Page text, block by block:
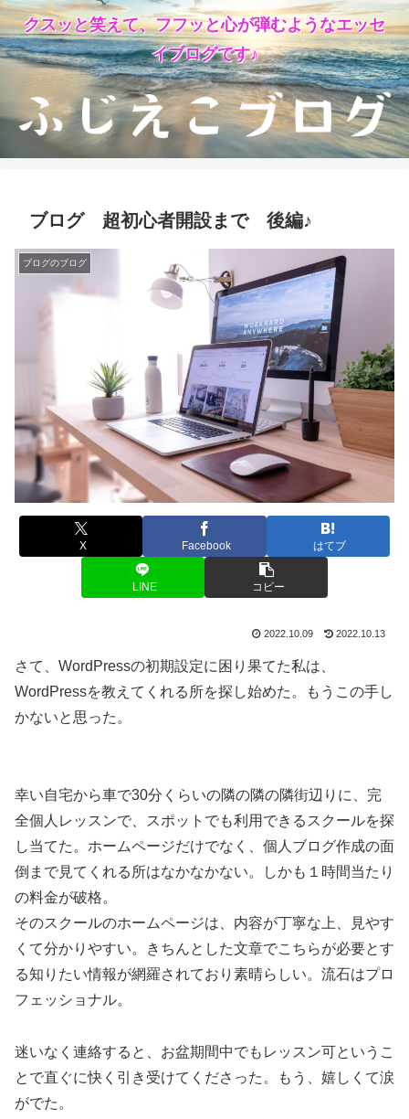
クスッと笑えて、フフッと心が弾むようなエッセ
イブログです♪
ブログ 超初心者開設まで 後編♪
ブログのブログ
X Facebook はてブ
LINE コピー
2022.10.09 2022.10.13
さて、WordPressの初期設定に困り果てた私は、
WordPressを教えてくれる所を探し始めた。もうこの手し
かないと思った。
幸い自宅から車で30分くらいの隣の隣の隣街辺りに、完
全個人レッスンで、スポットでも利用できるスクールを探
し当てた。ホームページだけでなく、個人ブログ作成の面
倒まで見てくれる所はなかなかない。しかも１時間当たり
の料金が破格。
そのスクールのホームページは、内容が丁寧な上、見やす
くて分かりやすい。きちんとした文章でこちらが必要とす
る知りたい情報が網羅されており素晴らしい。流石はプロ
フェッショナル。
迷いなく連絡すると、お盆期間中でもレッスン可というこ
とで直ぐに快く引き受けてくださった。もう、嬉しくて涙
がでた。